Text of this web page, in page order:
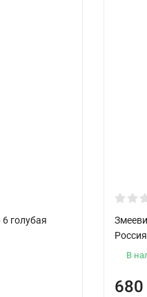
голубая
Россия
В
680